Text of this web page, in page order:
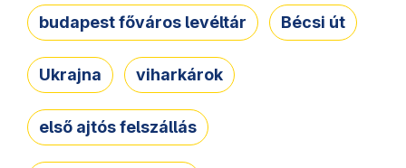
budapest főváros levéltár Bécsi út
Ukrajna viharkárok
első ajtós felszállás